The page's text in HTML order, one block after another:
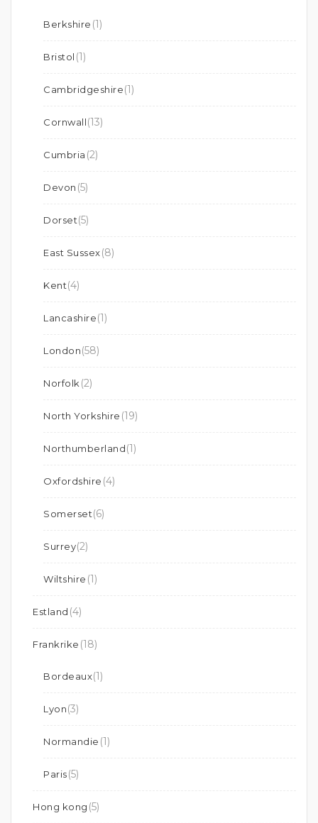
Berkshire (1)
Bristol (1)
Cambridgeshire(1)
Cornwall(13)
Cumbria (2)
Devon (5)
Dorset(5)
East Sussex(8)
Kent(4)
Lancashire(1)
London(58)
Norfolk (2)
North Yorkshire (19)
Northumberland(1)
Oxfordshire (4)
Somerset(6)
Surrey(2)
Wiltshire (1)
Estland (4)
Frankrike (18)
Bordeaux(1)
Lyon(3)
Normandie (1)
Paris(5)
Hong kong (5)